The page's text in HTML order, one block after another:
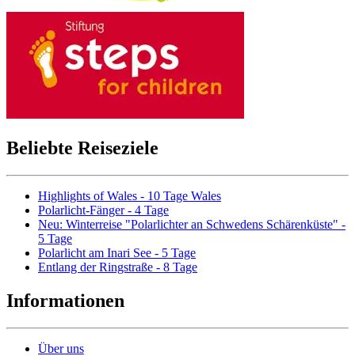
Beliebte Reiseziele
Highlights of Wales - 10 Tage Wales
Polarlicht-Fänger - 4 Tage
Neu: Winterreise "Polarlichter an Schwedens Schärenküste" -
5 Tage
Polarlicht am Inari See - 5 Tage
Entlang der Ringstraße - 8 Tage
Informationen
Über uns